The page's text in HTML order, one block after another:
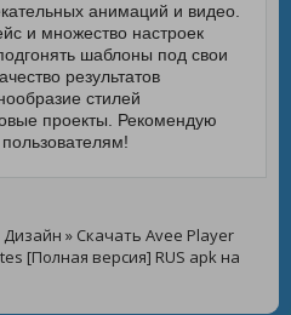
анимаций и видео.
и множество настроек
шаблоны под свои
результатов
стилей
проекты. Рекомендую
Дизайн » Скачать Avee Player
[Полная версия] RUS apk на